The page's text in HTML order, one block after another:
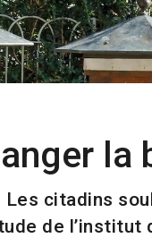
citadins
de l’institut